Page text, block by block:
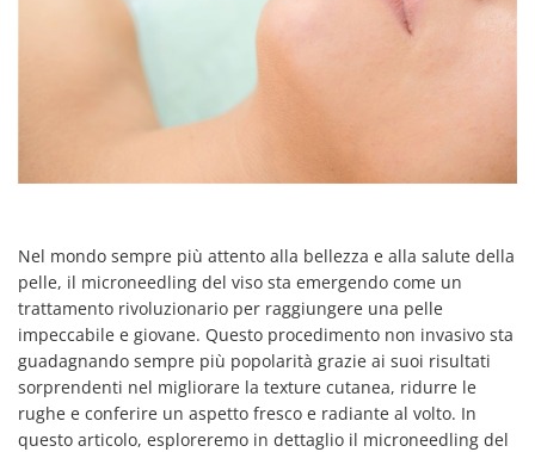
Nel mondo sempre più attento alla bellezza e alla salute della
pelle, il microneedling del viso sta emergendo come un
trattamento rivoluzionario per raggiungere una pelle
impeccabile e giovane. Questo procedimento non invasivo sta
guadagnando sempre più popolarità grazie ai suoi risultati
sorprendenti nel migliorare la texture cutanea, ridurre le
rughe e conferire un aspetto fresco e radiante al volto. In
questo articolo, esploreremo in dettaglio il microneedling del